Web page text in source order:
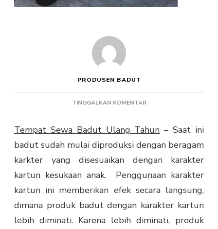
PRODUSEN BADUT
TINGGALKAN KOMENTARPADA
BADUT
ULANG
Tempat Sewa Badut Ulang Tahun – Saat ini
badut sudah mulai diproduksi dengan beragam
karkter yang disesuaikan dengan karakter
kartun kesukaan anak. Penggunaan karakter
kartun ini memberikan efek secara langsung,
dimana produk badut dengan karakter kartun
lebih diminati. Karena lebih diminati, produk